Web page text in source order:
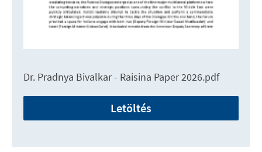
Dr. Pradnya Bivalkar - Raisina Paper 2026.pdf
Letöltés